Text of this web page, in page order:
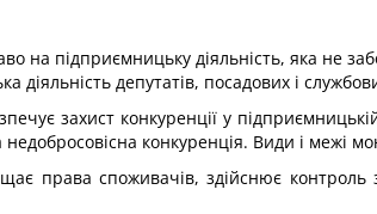
на підприємницьку діяльність, яка не
діяльність депутатів, посадових і
захист конкуренції у
недобросовісна конкуренція. Види і межі
права споживачів, здійснює контроль